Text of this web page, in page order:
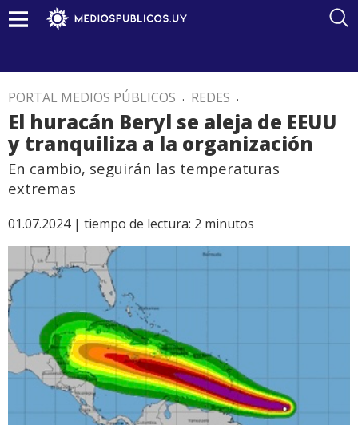
PORTAL MEDIOS PÚBLICOS . REDES .
El huracán Beryl se aleja de EEUU
y tranquiliza a la organización
En cambio, seguirán las temperaturas
extremas
01.07.2024 | tiempo de lectura: 2 minutos